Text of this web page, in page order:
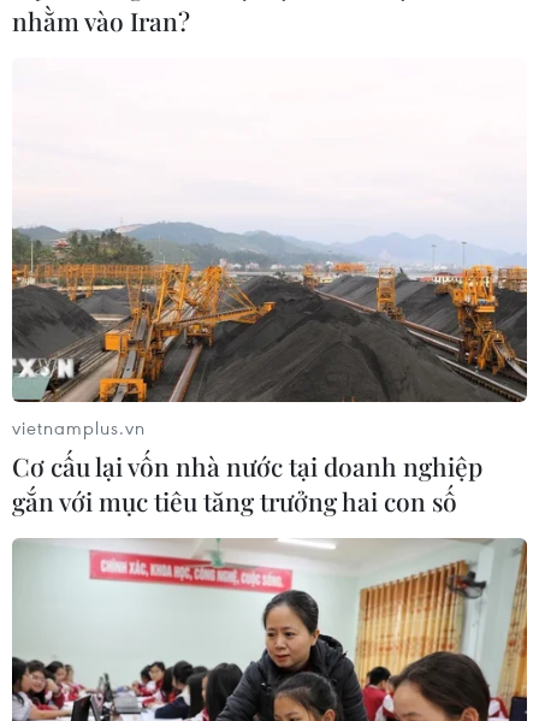
Bộ trưởng Y tế Anh Matt Hancock cho biết trước mối đe
dọa của biến thể mới của virus SARS-CoV-2 gây bệnh
COVID-19, chính phủ đề ra chương trình tiêm vaccine
tăng cường cho tới cuối năm nay.
nhằm vào Iran?
vietnamplus.vn
Cơ cấu lại vốn nhà nước tại doanh nghiệp
gắn với mục tiêu tăng trưởng hai con số